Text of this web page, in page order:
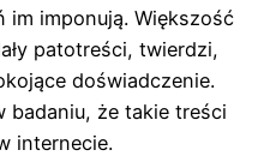
imponują. Większość
patotreści, twierdzi,
doświadczenie.
badaniu, że takie treści
internecie.